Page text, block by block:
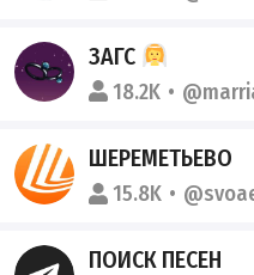
ЗАГС
18.2K
ШЕРЕМЕТЬЕВО
15.8K
ПОИСК ПЕСЕН